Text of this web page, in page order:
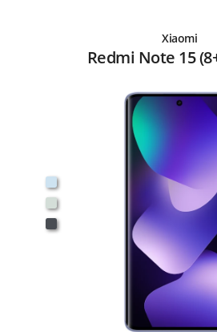
Xiaomi
Redmi Note 15